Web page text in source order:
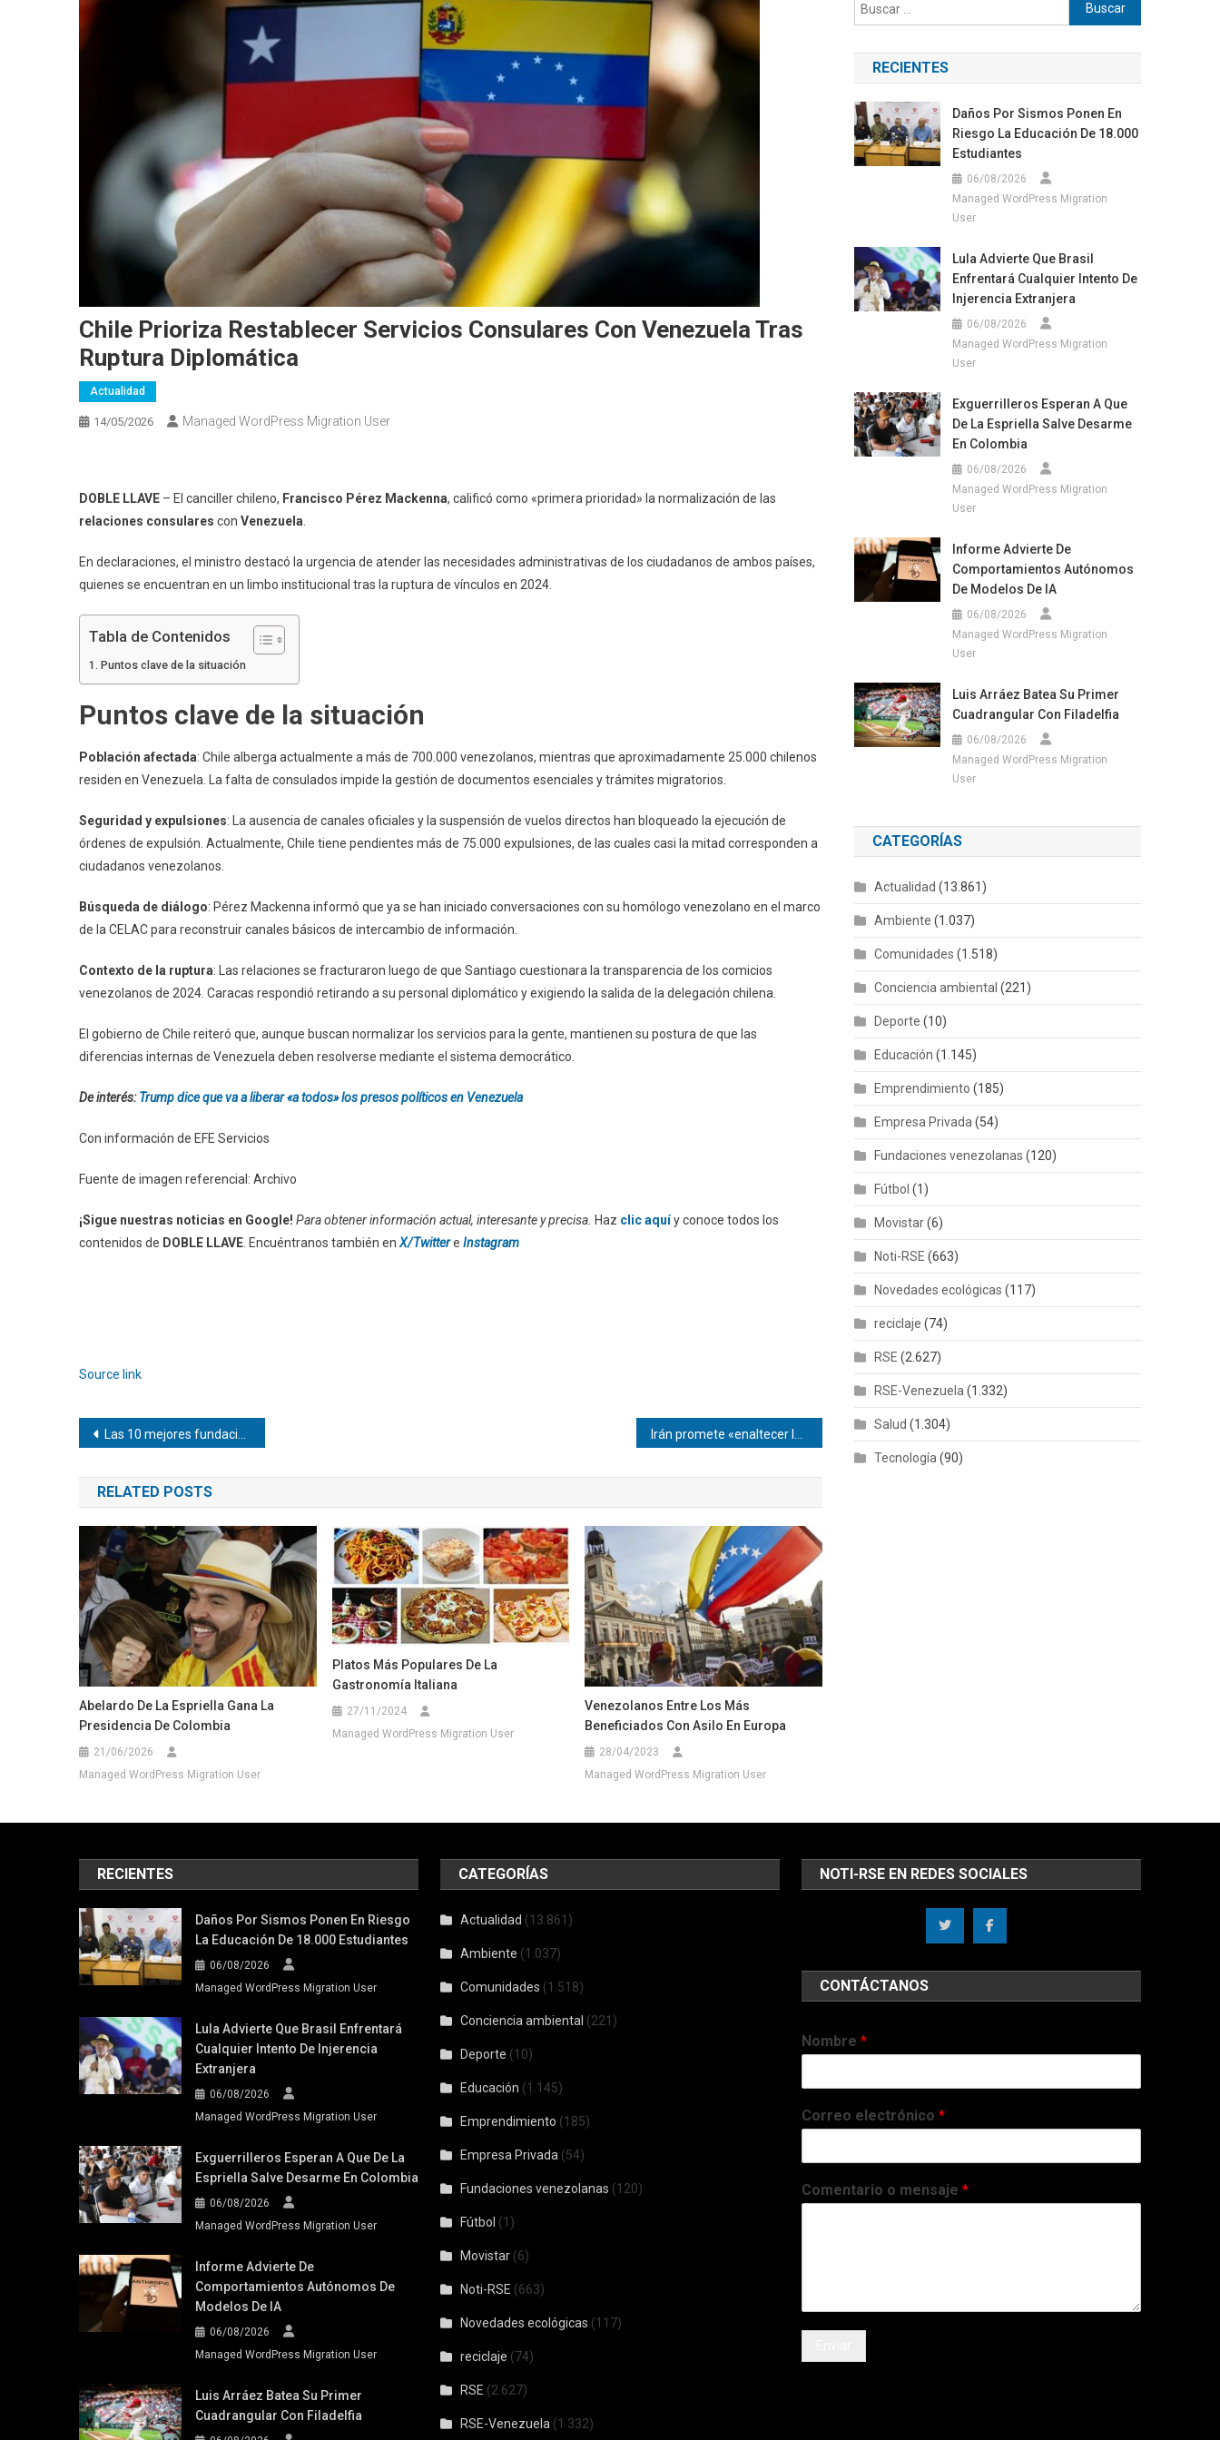
Chile Prioriza Restablecer Servicios Consulares Con Venezuela Tras
Ruptura Diplomática
Actualidad
14/05/2026 Managed WordPress Migration User
DOBLE LLAVE – El canciller chileno, Francisco Pérez Mackenna, calificó como «primera prioridad» la normalización de las
relaciones consulares con Venezuela
En declaraciones, el ministro destacó la urgencia de atender las necesidades administrativas de los ciudadanos de ambos países,
quienes se encuentran en un limbo institucional tras la ruptura de vínculos en 2024.
Tabla de Contenidos
Puntos clave de la situación
Puntos clave de la situación
Población afectada: Chile alberga actualmente a más de 700.000 venezolanos, mientras que aproximadamente 25.000 chilenos
residen en Venezuela. La falta de consulados impide la gestión de documentos esenciales y trámites migratorios.
Seguridad y expulsiones: La ausencia de canales oficiales y la suspensión de vuelos directos han bloqueado la ejecución de
órdenes de expulsión. Actualmente, Chile tiene pendientes más de 75.000 expulsiones, de las cuales casi la mitad corresponden a
ciudadanos venezolanos.
Búsqueda de diálogo: Pérez Mackenna informó que ya se han iniciado conversaciones con su homólogo venezolano en el marco
de la CELAC para reconstruir canales básicos de intercambio de información.
Contexto de la ruptura: Las relaciones se fracturaron luego de que Santiago cuestionara la transparencia de los comicios
venezolanos de 2024. Caracas respondió retirando a su personal diplomático y exigiendo la salida de la delegación chilena.
El gobierno de Chile reiteró que, aunque buscan normalizar los servicios para la gente, mantienen su postura de que las
diferencias internas de Venezuela deben resolverse mediante el sistema democrático.
De interés:Trump dice que va a liberar «a todos» los presos políticos en Venezuela
Con información de EFE Servicios
Fuente de imagen referencial: Archivo
¡Sigue nuestras noticias en Google! Para obtener información actual, interesante y precisa. Haz clic aquíy conoce todos los
contenidos de DOBLE LLAVE . Encuéntranos también en X/Twittere Instagram
Source link
Navegación
de
entradas
Las 10 mejores fundaciones empresariales de México
RELATED POSTS
Abelardo De La Espriella Gana La
Presidencia De Colombia
21/06/2026
Managed WordPress Migration User
Platos Más Populares De La
Gastronomía Italiana
27/11/2024
Managed WordPress Migration User
Venezolanos Entre Los Más
Beneficiados Con Asilo En Europa
28/04/2023
Managed WordPress Migration User
RECIENTES
Daños Por Sismos Ponen En
Riesgo La Educación De 18.000
Estudiantes
06/08/2026
Managed WordPress Migration
User
Lula Advierte Que Brasil
Enfrentará Cualquier Intento De
Injerencia Extranjera
06/08/2026
Managed WordPress Migration
User
Exguerrilleros Esperan A Que
De La Espriella Salve Desarme
En Colombia
06/08/2026
Managed WordPress Migration
User
Informe Advierte De
Comportamientos Autónomos
De Modelos De IA
06/08/2026
Managed WordPress Migration
User
Luis Arráez Batea Su Primer
Cuadrangular Con Filadelfia
06/08/2026
Managed WordPress Migration
User
CATEGORÍAS
Actualidad (13.861)
Ambiente (1.037)
Comunidades (1.518)
Conciencia ambiental (221)
Deporte (10)
Educación (1.145)
Emprendimiento (185)
Empresa Privada (54)
Fundaciones venezolanas (120)
Fútbol (1)
Movistar(6)
Noti-RSE (663)
Novedades ecológicas (117)
reciclaje (74)
RSE (2.627)
RSE-Venezuela (1.332)
Salud (1.304)
Tecnología (90)
RECIENTES
Daños Por Sismos Ponen En Riesgo
La Educación De 18.000 Estudiantes
06/08/2026
Managed WordPress Migration User
Lula Advierte Que Brasil Enfrentará
Cualquier Intento De Injerencia
Extranjera
06/08/2026
Managed WordPress Migration User
Exguerrilleros Esperan A Que De La
Espriella Salve Desarme En Colombia
06/08/2026
Managed WordPress Migration User
Informe Advierte De
Comportamientos Autónomos De
Modelos De IA
06/08/2026
Managed WordPress Migration User
Luis Arráez Batea Su Primer
Cuadrangular Con Filadelfia
CATEGORÍAS
Actualidad (13.861)
Ambiente (1.037)
Comunidades (1.518)
Conciencia ambiental (221)
Deporte (10)
Educación (1.145)
Emprendimiento (185)
Empresa Privada (54)
Fundaciones venezolanas (120)
Fútbol (1)
Movistar (6)
Noti-RSE (663)
Novedades ecológicas (117)
reciclaje (74)
RSE (2.627)
RSE-Venezuela (1.332)
NOTI-RSE EN REDES SOCIALES
CONTÁCTANOS
Nombre *
Correo electrónico *
Comentario o mensaje *